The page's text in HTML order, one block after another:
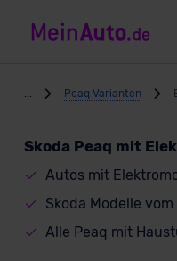
Peaq Varianten
Skoda Peaq mit
Autos mit
Skoda Modelle
Alle Peaq mit